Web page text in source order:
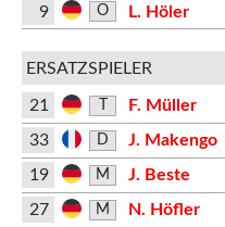
9
O L. Höler
ERSATZSPIELER
21
F. Müller
33
D J. Makengo
19 M J. Beste
27 M
N. Höfler